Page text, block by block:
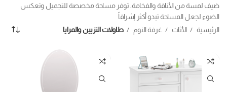
ضيف لمسة من الأناقة والفخامة، توفر مساحة مخصصة للتجميل وتعكس
الضوء لجعل المساحة تبدو أكثر إشراقاً
الرئيسية
الأثاث غرفة النوم طاولات التزيين والمرايا